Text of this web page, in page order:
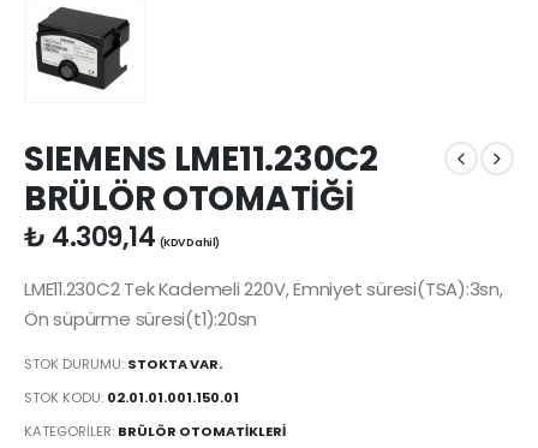
SIEMENS LME11.230C2
BRÜLÖR OTOMATİĞİ
₺ 4.309,14 (KDV Dahil)
LME11.230C2 Tek Kademeli 220V, Emniyet süresi(TSA):3sn,
Ön süpürme süresi(t1):20sn
STOK DURUMU: STOKTA VAR.
STOK KODU: 02.01.01.001.150.01
KATEGORILER: BRÜLÖR OTOMATİKLERİ